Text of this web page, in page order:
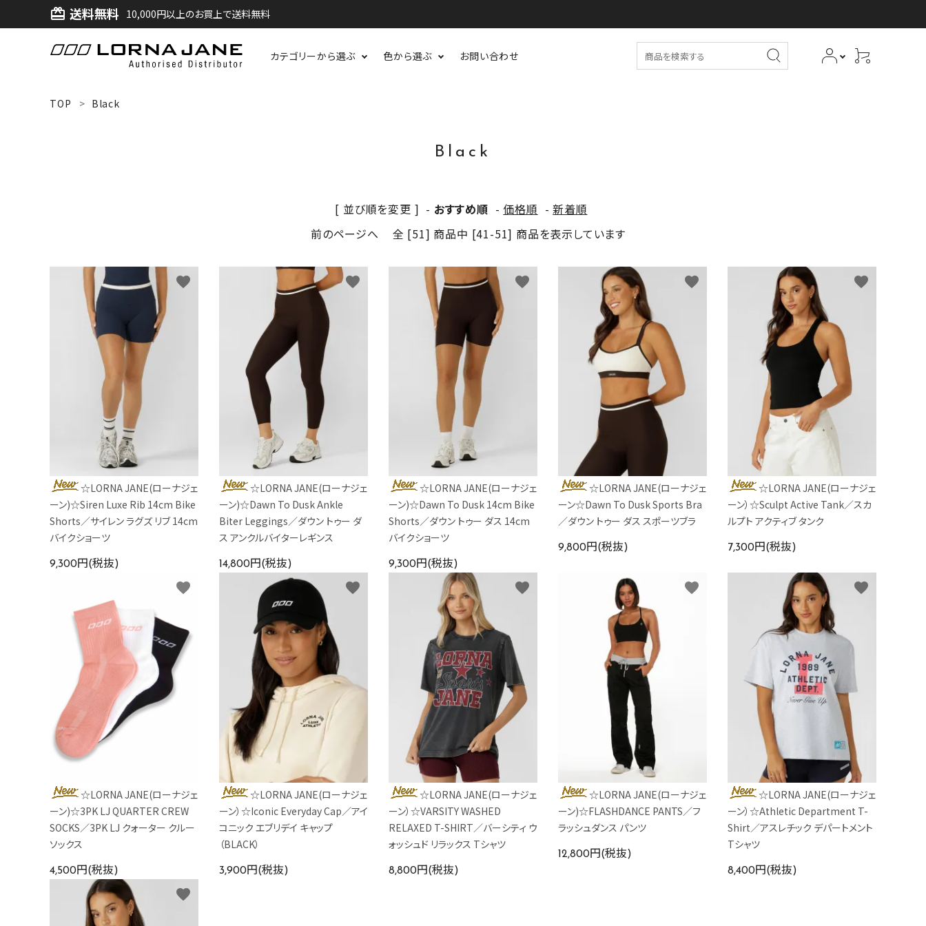
card_giftcard 送料無料 10,000円以上のお買上で送料無料
カテゴリーから選ぶ 色から選ぶ お問い合わせ
ACCOUNT MENU
アイテムから探す
TOP Black
Black
[ 並び順を変更 ] - おすすめ順 - 価格順 -新着順
前のページへ
全 [51] 商品中 [41-51] 商品を表示しています
☆LORNA JANE(ローナジェ
ーン)☆Siren Luxe Rib 14cm Bike
Shorts／サイレン ラグズ リブ 14cm
バイクショーツ
9,300円(税抜)
favorite
☆LORNA JANE(ローナジェ
ーン)☆Dawn To Dusk Ankle
Biter Leggings／ダウン トゥー ダ
ス アンクルバイターレギンス
14,800円(税抜)
favorite
☆LORNA JANE(ローナジェ
ーン)☆Dawn To Dusk 14cm Bike
Shorts／ダウン トゥー ダス 14cm
バイクショーツ
9,300円(税抜)
favorite
☆LORNA JANE(ローナジェ
ーン☆Dawn To Dusk Sports Bra
／ダウン トゥー ダス スポーツブラ
9,800円(税抜)
favorite
☆LORNA JANE(ローナジェ
ーン）☆Sculpt Active Tank／スカ
ルプト アクティブ タンク
7,300円(税抜)
favorite
☆LORNA JANE(ローナジェ
ーン)☆3PK LJ QUARTER CREW
SOCKS／3PK LJ クォーター クルー
ソックス
4,500円(税抜)
favorite
☆LORNA JANE(ローナジェ
ーン）☆Iconic Everyday Cap／アイ
コニック エブリデイ キャップ
（BLACK）
3,900円(税抜)
favorite
☆LORNA JANE(ローナジェ
ーン）☆VARSITY WASHED
RELAXED T-SHIRT／バーシティ ウ
ォッシュド リラックス Tシャツ
8,800円(税抜)
favorite
☆LORNA JANE(ローナジェ
ーン)☆FLASHDANCE PANTS／フ
ラッシュダンス パンツ
12,800円(税抜)
favorite
☆LORNA JANE(ローナジェ
ーン）☆Athletic Department T-
Shirt／アスレチック デパートメント
Tシャツ
8,400円(税抜)
favorite
favorite